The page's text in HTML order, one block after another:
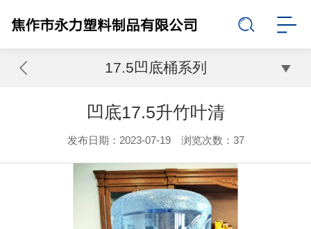
17.5凹底桶系列
凹底17.5升竹叶清
发布日期：2023-07-19 浏览次数： 37